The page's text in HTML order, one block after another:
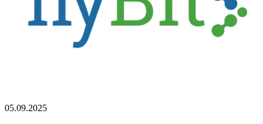
05.09.2025